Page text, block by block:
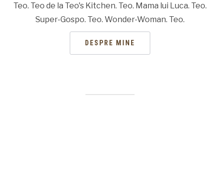
Teo. Teo de la Teo's Kitchen. Teo. Mama lui Luca. Teo.
Super-Gospo. Teo. Wonder-Woman. Teo.
DESPRE MINE